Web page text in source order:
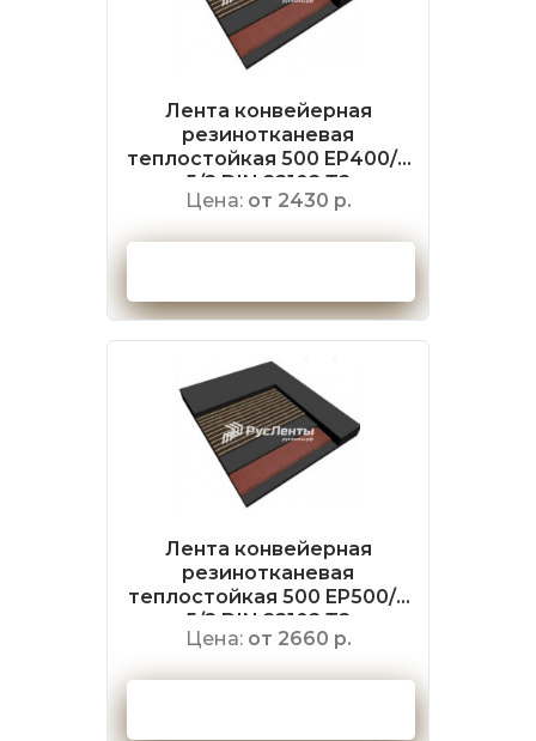
Лента конвейерная
резинотканевая
теплостойкая 500 EP400/3
5/2 DIN 22102 Т2
Цена: от 2430 р.
Лента конвейерная
резинотканевая
теплостойкая 500 EP500/4
5/2 DIN 22102 Т2
Цена: от 2660 р.